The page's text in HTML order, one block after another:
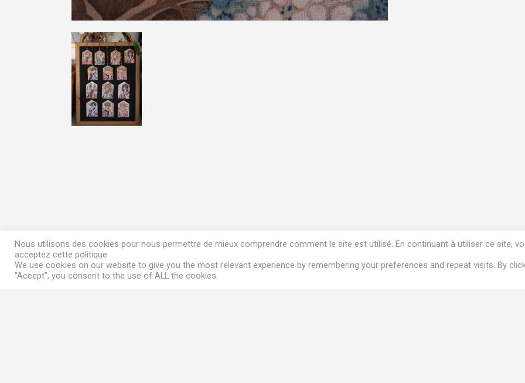
Nous utilisons des cookies pour nous permettre de mieux comprendre comment le site est utilisé. En continuant à utiliser ce site,
acceptez cette politique
We use cookies on our website to give you the most relevant experience by remembering your preferences and repeat visits. By
“Accept”, you consent to the use of ALL the cookies.